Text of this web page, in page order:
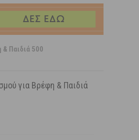
Παιδιά 500
για Βρέφη & Παιδιά